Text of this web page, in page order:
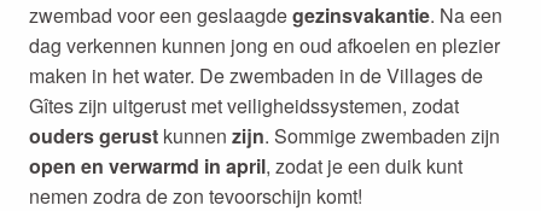
zwembad voor een geslaagdegezinsvakantie. Na een
dag verkennen kunnen jong en oud afkoelen en plezier
maken in het water. De zwembaden in de Villages de
Gîtes zijn uitgerust met veiligheidssystemen, zodat
ouders gerust kunnen zijn. Sommige zwembaden zijn
open en verwarmd in april, zodat je een duik kunt
nemen zodra de zon tevoorschijn komt!